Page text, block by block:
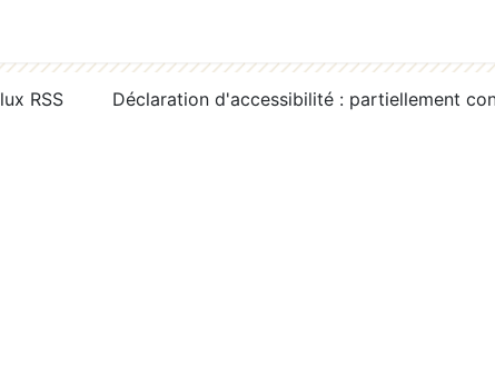
RSS Déclaration d'accessibilité : partiellement